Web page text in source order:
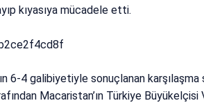
kıyasıya mücadele etti.
6-4 galibiyetiyle sonuçlanan
Macaristan’ın Türkiye